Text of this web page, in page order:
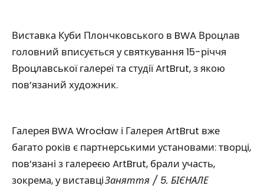
Виставка Куби Плончковського в BWA Вроцлав
головний вписується у святкування 15-річчя
Вроцлавської галереї та студії ArtBrut, з якою
пов’язаний художник.
Галерея BWA Wrocław і Галерея ArtBrut вже
багато років є партнерськими установами: творці,
пов’язані з галереєю ArtBrut, брали участь,
зокрема, у виставціЗаняття / 5. БІЄНАЛЕ